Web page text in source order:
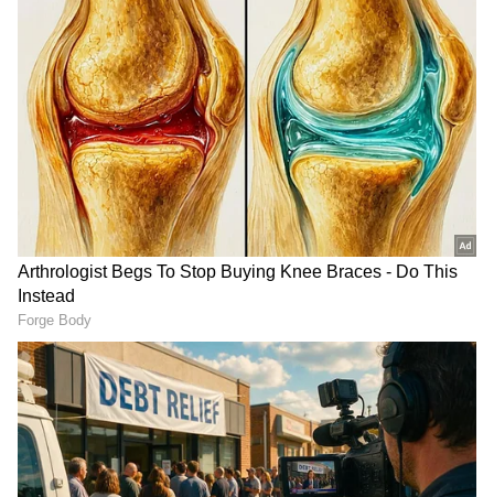
ವೃಶ್ಚಿಕ ರಾಶಿ
ಅವರು ಕೆಲಸ ಮಾಡುವ ಸಂಸ್ಥೆಯಲ್ಲಿ ಧನಾತ್ಮಕ ಪ್ರಭಾವ
ಬೀರಲು ಅಚಲವಾದ ಬದ್ಧತೆಯನ್ನು ಹೊಂದಿರುವ ವಿನಮ್ರ
ವ್ಯಕ್ತಿಗಳು. ಅವರು ಬಾಸ್ ಮೆಚ್ಚಿಸಲು ಸಾಕಷ್ಟು ಕಷ್ಟಪಟ್ಟು
ಕೆಲಸ ಮಾಡುತ್ತಾರೆ. ಮಾಡದ ಕೆಲಸಕ್ಕೆ ಕ್ರೆಡಿಟ್ ಕೇಳುವುದಿಲ್ಲ.
ಆದರೆ, ಮಾಡಿದ ಕೆಲಸಕ್ಕೂ ಕ್ರೆಡಿಟ್ ಸಿಗೋದಿರೋದು ಅವರ
ಹಣೆಬರಹ.